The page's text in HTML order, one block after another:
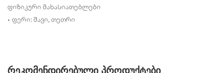
ფიზიკური მახასიათებლები
• ფერი: შავი, თეთრი
რეკომენდირებული პროდუქტები